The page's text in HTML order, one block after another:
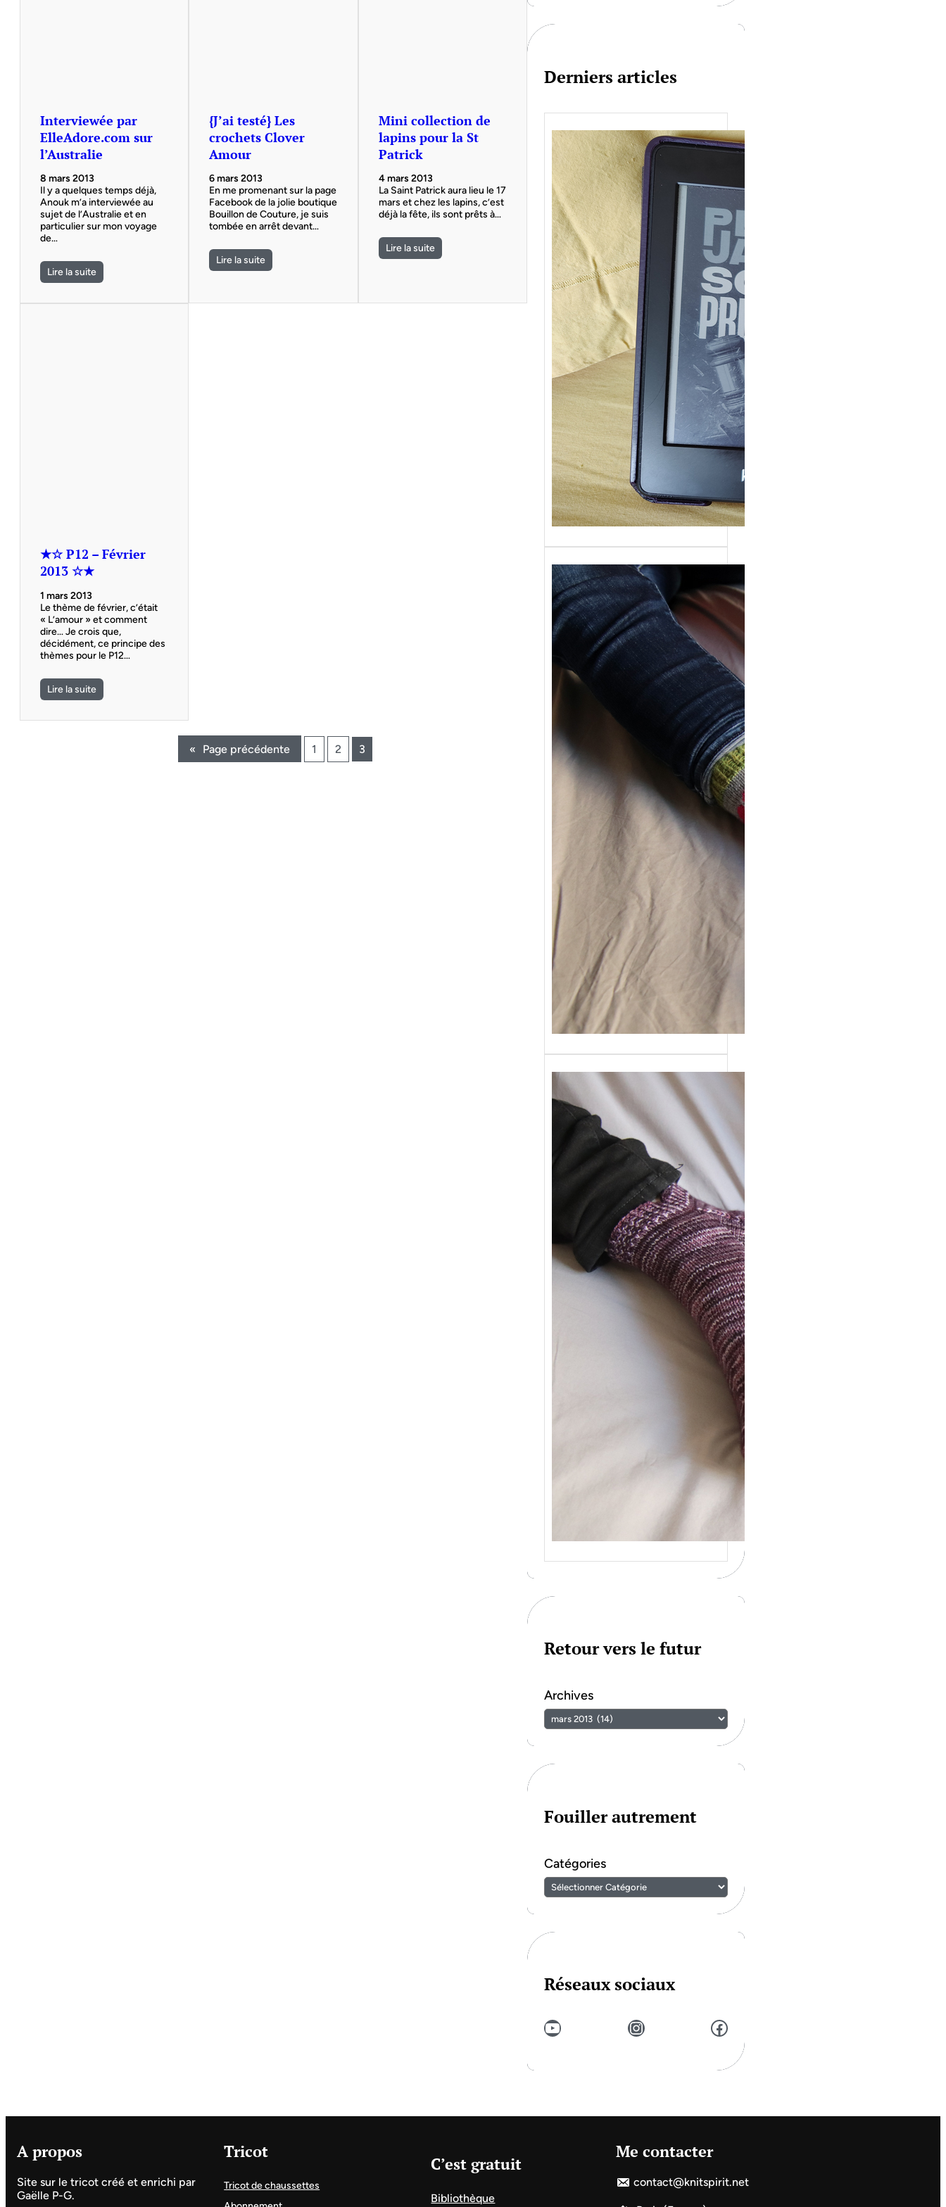
Interviewée par
ElleAdore.com sur
l’Australie
8 mars 2013
Il y a quelques temps déjà,
Anouk m’a interviewée au
sujet de l’Australie et en
particulier sur mon voyage
de…
Lire la suite
{J’ai testé} Les
crochets Clover
Amour
6 mars 2013
En me promenant sur la page
Facebook de la jolie boutique
Bouillon de Couture, je suis
tombée en arrêt devant…
Lire la suite
Mini collection de
lapins pour la St
Patrick
4 mars 2013
La Saint Patrick aura lieu le 17
mars et chez les lapins, c’est
déjà la fête, ils sont prêts à…
Lire la suite
★☆ P12 – Février
2013 ☆★
1 mars 2013
Le thème de février, c’était
« L’amour » et comment
dire… Je crois que,
décidément, ce principe des
thèmes pour le P12…
Lire la suite
« Page précédente 1 2 3
h
Derniers articles
Je bouquine #149
Sans grande surprise, j’ai
replongé dans la série
« Roy Grace »…
{Tricot} Flower
power socks
Ce patron a été
initialement créé pour
les membres de…
{Tricot} Le défi 2026
: Je tricote mes
socquettes
C’est la 4ème année
j’organise un défi de…
Retour vers le futur
Archives
Fouiller autrement
Catégories
Réseaux sociaux
YouTube Instagram Facebook
A propos
Site sur le tricot créé et enrichi par
Gaëlle P-G.
Tricot
Tricot de chaussettes
C’est gratuit
Bibliothèque
Me contacter
contact@knitspirit.net